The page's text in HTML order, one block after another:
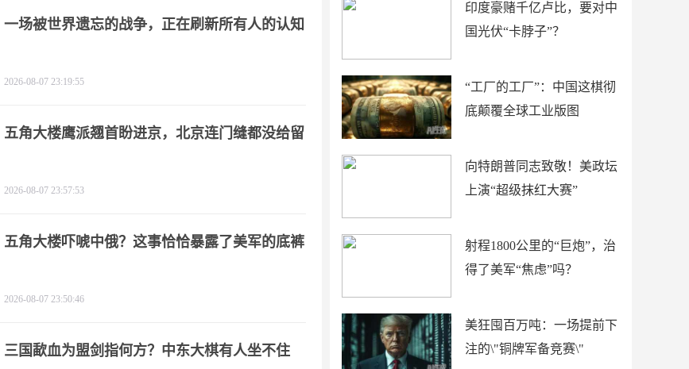
印度豪赌千亿卢比，要对中
国光伏“卡脖子”？
“工厂的工厂”：中国这棋彻
底颠覆全球工业版图
向特朗普同志致敬！美政坛
上演“超级抹红大赛”
射程1800公里的“巨炮”，治
得了美军“焦虑”吗？
美狂囤百万吨：一场提前下
注的\"铜牌军备竞赛\"
一场被世界遗忘的战争，正在刷新所有人的认知
2026-08-07 23:19:55
五角大楼鹰派翘首盼进京，北京连门缝都没给留
2026-08-07 23:57:53
五角大楼吓唬中俄？这事恰恰暴露了美军的底裤
2026-08-07 23:50:46
三国歃血为盟剑指何方？中东大棋有人坐不住